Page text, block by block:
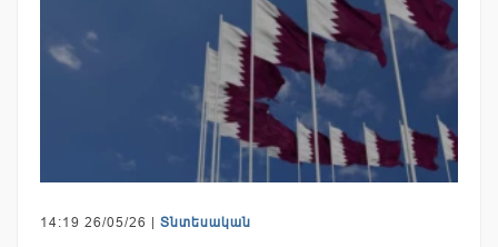
14:19 26/05/26 | Տնտեսական